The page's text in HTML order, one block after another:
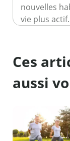
nouvelles
vie plus actif.
Ces
aussi